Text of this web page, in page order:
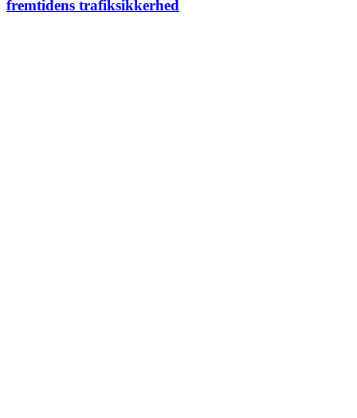
fremtidens trafiksikkerhed